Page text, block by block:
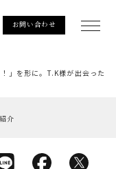
お問い合わせ
」を形に。T.K様が出会った
介